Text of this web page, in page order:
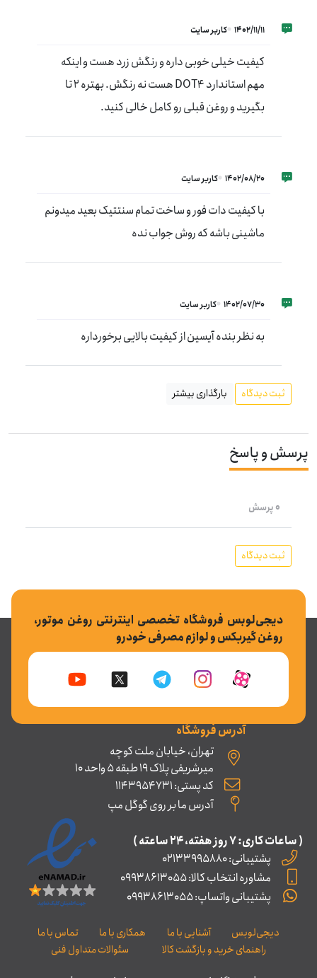
1402/11/11 کاربر سایت
کیفیت خیلی خوبی داره و رنگش زرد هست و اینکه
مهم استاندارد DOT4 هست نه رنگش. بهتره 2 تا
بگیرید و روغن قبلی رو کامل خالی کنید.
1402/08/20 کاربر سایت
با کیفیت دات فور و ساخت تمام سنتتیک بعید میدونم
ماشینی باشه که روش جواب نده
1402/07/30 کاربر سایت
به نظر بنده آیسین از کیفیت بالایی برخورداره
ثبت دیدگاه بارگذاری بیشتر
پرسش و پاسخ
0 پرسش
ثبت دیدگاه
دیجی‌لوبس فروشگاه تخصصی اینترنتی روغن موتور،
روغن گیربکس و لوازم مصرفی خودرو
آدرس فروشگاه
تهران، خیابان ملت کوچه
میرشریفی پلاک 19 طبقه 5 واحد 10
کد پستی: 1143954731
آدرس ما بر روی گوگل مپ
( ساعات کاری: ۷ روز ﻫﻔﺘﻪ، ۲۴ ﺳﺎﻋﺘﻪ )
پشتیبانی: 02133995880
مشاوره انتخاب کالا: 09938613055
پشتیبانی واتساپ: 09938613055
دیجی‌لوبس آشنایی با ما همکاری با ما
تماس با ما
راهنمای خرید و بازگشت کالا
سئوالات متداول فنی